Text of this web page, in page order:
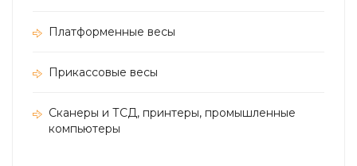
Платформенные весы
Прикассовые весы
Сканеры и ТСД, принтеры, промышленные
компьютеры